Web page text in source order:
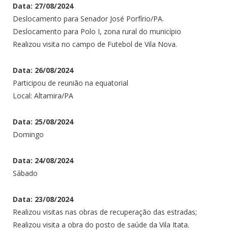
Data: 27/08/2024
Deslocamento para Senador José Porfírio/PA.
Deslocamento para Polo I, zona rural do município
Realizou visita no campo de Futebol de Vila Nova.
Data: 26/08/2024
Participou de reunião na equatorial
Local: Altamira/PA
Data: 25/08/2024
Domingo
Data: 24/08/2024
Sábado
Data: 23/08/2024
Realizou visitas nas obras de recuperação das estradas;
Realizou visita a obra do posto de saúde da Vila Itata.